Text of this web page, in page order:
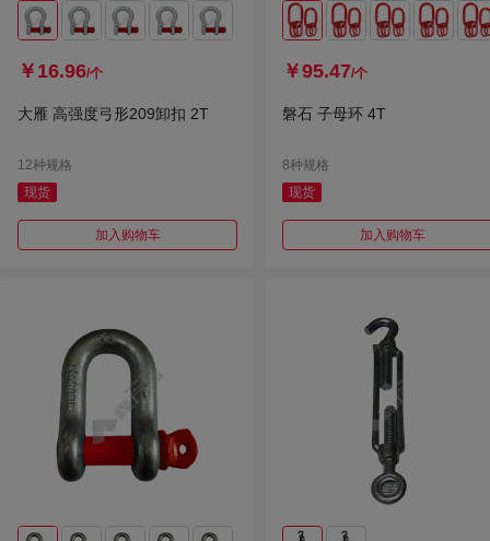
￥16.96/个
大雁 高强度弓形209卸扣 2T
12种规格
现货
加入购物车
￥95.47/个
磐石 子母环 4T
8种规格
现货
加入购物车